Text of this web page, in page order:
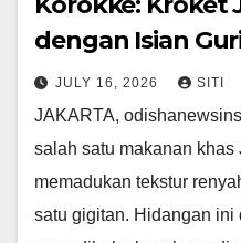
dengan Isian
JULY 16, 2026 SITI
JAKARTA,
salah satu makanan khas
memadukan tekstur
satu gigitan. Hidangan ini